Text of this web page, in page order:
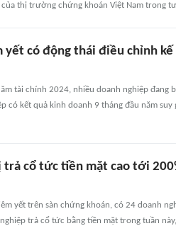
thị trường chứng khoán Việt Nam trong
có động thái điều chỉnh
tài chính 2024, nhiều doanh nghiệp đang
có kết quả kinh doanh 9 tháng đầu năm
trả cổ tức tiền mặt cao tới
yết trên sàn chứng khoán, có 24 doanh
trả cổ tức bằng tiền mặt trong tuần